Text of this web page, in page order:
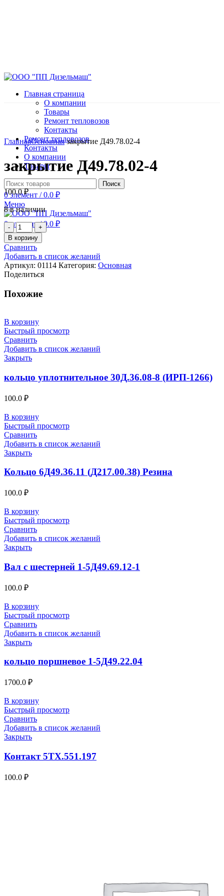
Главная страница
О компании
Товары
Ремонт тепловозов
Контакты
Ремонт тепловозов
Контакты
О компании
Товары
Поиск
0элемент / 0.0 ₽
Меню
0элемент / 0.0 ₽
Нажмите, чтобы увеличить
ГлавнаяОсновнаязакрытие Д49.78.02-4
закрытие Д49.78.02-4
100.0₽
8 в наличии
Количество
товара
закрытие
Д49.78.02-
4
В корзину
Сравнить
Добавить в список желаний
Артикул: 01114 Категория: Основная
Поделиться
Похожие
В корзину
Быстрый просмотр
Сравнить
Добавить в список желаний
Закрыть
кольцо уплотнительное 30Д.36.08-8 (ИРП-1266)
100.0 ₽
В корзину
Быстрый просмотр
Сравнить
Добавить в список желаний
Закрыть
Кольцо 6Д49.36.11 (Д217.00.38) Резина
100.0 ₽
В корзину
Быстрый просмотр
Сравнить
Добавить в список желаний
Закрыть
Вал с шестерней 1-5Д49.69.12-1
100.0 ₽
В корзину
Быстрый просмотр
Сравнить
Добавить в список желаний
Закрыть
кольцо поршневое 1-5Д49.22.04
1700.0 ₽
В корзину
Быстрый просмотр
Сравнить
Добавить в список желаний
Закрыть
Контакт 5ТХ.551.197
100.0 ₽